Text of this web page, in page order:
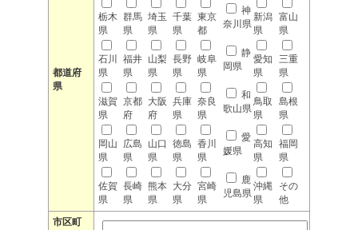
都道府
県
栃木
県
群馬
県
埼玉
県
千葉
県
東京
都
神
奈川県
新潟
県
富山
県
石川
県
福井
県
山梨
県
長野
県
岐阜
県
静
岡県
愛知
県
三重
県
滋賀
県
京都
府
大阪
府
兵庫
県
奈良
県
和
歌山県
鳥取
県
島根
県
岡山
県
広島
県
山口
県
徳島
県
香川
県
愛
媛県
高知
県
福岡
県
佐賀
県
長崎
県
熊本
県
大分
県
宮崎
県
鹿
児島県
沖縄
県
その
他
市区町